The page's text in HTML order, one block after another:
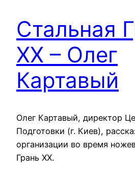
Стальная
ХХ – Олег
Картавый
Олег Картавый, директор
Подготовки (г. Киев),
организации во время
Грань ХХ.